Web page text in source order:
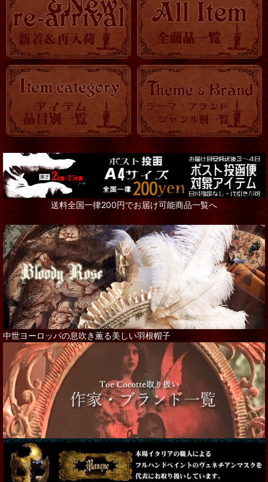
送料全国一律200円でお届け可能商品一覧へ
中世ヨーロッパの息吹き薫る美しい羽根帽子